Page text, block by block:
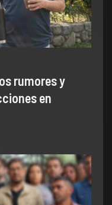
rumores y
en